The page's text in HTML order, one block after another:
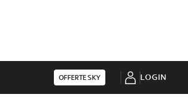
OFFERTE SKY LOGIN